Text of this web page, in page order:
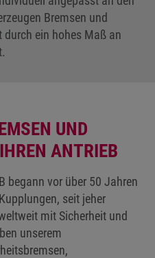
Bremsen und
durch ein hohes Maß an
UND
ANTRIEB
begann vor über 50 Jahren
seit jeher
mit Sicherheit und
unserem